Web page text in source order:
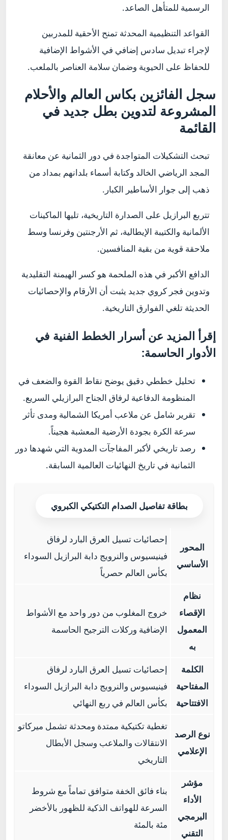
الرسمية للمتأهل الصاعد.
القواعد التنظيمية المحدثة تمنح الأحقية للمدربين
لإجراء تبديل سادس إضافي في الأشواط الإضافية
للحفاظ على الحيوية وضمان سلامة العناصر بالملعب.
سجل الفائزين بكاس العالم والأحلام
المشروعة لتدوين بطل جديد في
القائمة
تبحث التشكيلات المتواجدة في دور الثمانية عن معانقة
المجد الرياضي الخالد وكتابة أسماء بلدانهم بمداد من
ذهب إلى جوار الأساطير الكبار.
تتربع البرازيل على الصدارة التاريخية، تليها الماكينات
الألمانية والكتيبة الإيطالية، ثم الأرجنتين وفرنسا وسط
ملاحقة قوية من بقية المنافسين.
الدافع الأكبر في هذه الملحمة هو كسر الهيمنة التقليدية
وتدوين فجر كروي جديد يثبت أن الأرقام والإحصائيات
الحديثة تلغي الفوارق التاريخية.
إقرأ المزيد عن أسرار الخطط الفنية في
الأدوار الحاسمة:
تحليل خططي دقيق يوضح نقاط القوة والضعف في
المنظومة الدفاعية لرفاق الجناح البرازيلي السريع.
تقرير شامل عن ملاعب أمريكا الشمالية ومدى تأثر
سرعة الكرة بجودة الأرضية المعشبة هجيناً.
رصد تاريخي لأكبر المفاجآت المدوية التي شهدها دور
الثمانية في تاريخ النهائيات العالمية السابقة.
بطاقة تفاصيل الصدام التكتيكي الكبروي
المحور
الأساسي
إحصائيات تسيل العرق البارد لرفاق
فينيسيوس والنرويج دابة البرازيل السوداء
بكأس العالم حصرياً
نظام
الإقصاء
المعمول
به
خروج المغلوب من دور واحد مع الأشواط
الإضافية وركلات الترجيح الحاسمة
الكلمة
المفتاحية
الافتتاحية
إحصائيات تسيل العرق البارد لرفاق
فينيسيوس والنرويج دابة البرازيل السوداء
بكأس العالم في ربع النهائي
نوع الرصد
الإعلامي
تغطية تكتيكية ممتدة ومحدثة تشمل ميركاتو
الانتقالات والملاعب وسجل الأبطال
التاريخي
مؤشر
الأداء
البرمجي
التقني
بناء فائق الخفة متوافق تماماً مع شروط
السرعة للهواتف الذكية للظهور بالأخضر
مئة بالمئة